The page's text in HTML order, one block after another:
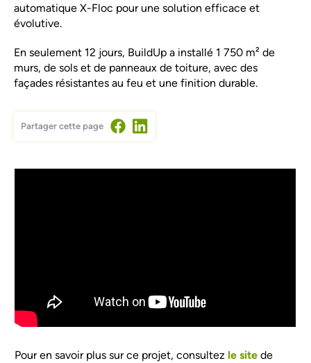
automatique X-Floc pour une solution efficace et
évolutive.
En seulement 12 jours, BuildUp a installé 1 750 m² de
murs, de sols et de panneaux de toiture, avec des
façades résistantes au feu et une finition durable.
Partager cette page
Pour en savoir plus sur ce projet, consultezle site de